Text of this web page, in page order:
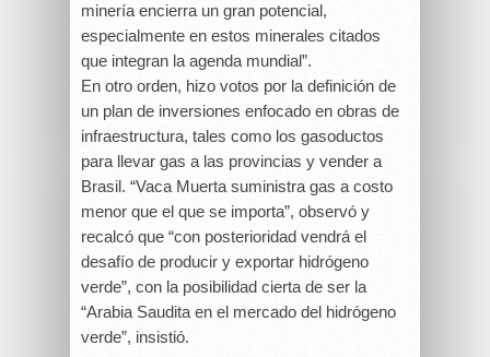
minería encierra un gran potencial,
especialmente en estos minerales citados
que integran la agenda mundial”.
En otro orden, hizo votos por la definición de
un plan de inversiones enfocado en obras de
infraestructura, tales como los gasoductos
para llevar gas a las provincias y vender a
Brasil. “Vaca Muerta suministra gas a costo
menor que el que se importa”, observó y
recalcó que “con posterioridad vendrá el
desafío de producir y exportar hidrógeno
verde”, con la posibilidad cierta de ser la
“Arabia Saudita en el mercado del hidrógeno
verde”, insistió.